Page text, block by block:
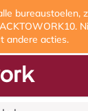
bureaustoelen,
andere acties.